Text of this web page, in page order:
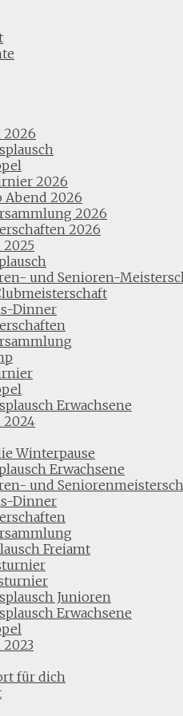
2026
2026
Abend 2026
2026
2026
2025
und Senioren-
Dinner
Erwachsene
2024
Winterpause
Erwachsene
und
Dinner
Freiamt
Junioren
Erwachsene
für dich